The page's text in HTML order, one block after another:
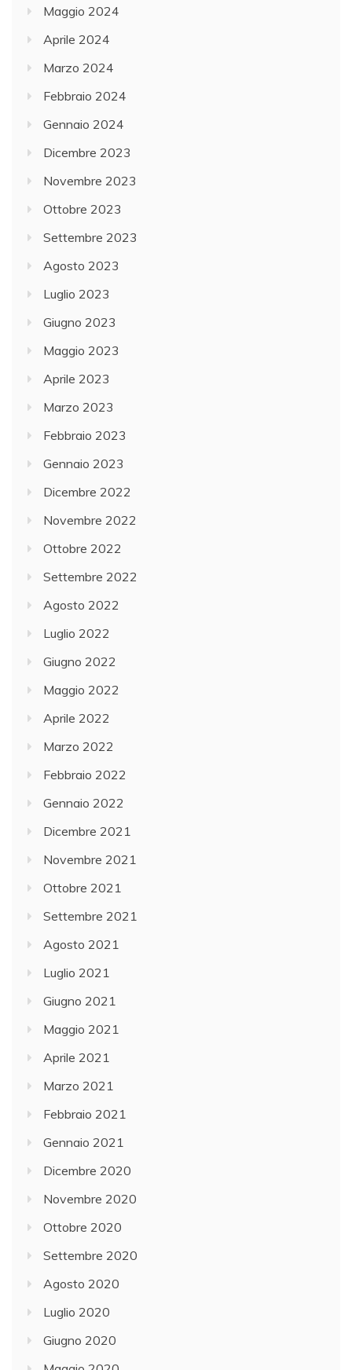
Maggio 2024
Aprile 2024
Marzo 2024
Febbraio 2024
Gennaio 2024
Dicembre 2023
Novembre 2023
Ottobre 2023
Settembre 2023
Agosto 2023
Luglio 2023
Giugno 2023
Maggio 2023
Aprile 2023
Marzo 2023
Febbraio 2023
Gennaio 2023
Dicembre 2022
Novembre 2022
Ottobre 2022
Settembre 2022
Agosto 2022
Luglio 2022
Giugno 2022
Maggio 2022
Aprile 2022
Marzo 2022
Febbraio 2022
Gennaio 2022
Dicembre 2021
Novembre 2021
Ottobre 2021
Settembre 2021
Agosto 2021
Luglio 2021
Giugno 2021
Maggio 2021
Aprile 2021
Marzo 2021
Febbraio 2021
Gennaio 2021
Dicembre 2020
Novembre 2020
Ottobre 2020
Settembre 2020
Agosto 2020
Luglio 2020
Giugno 2020